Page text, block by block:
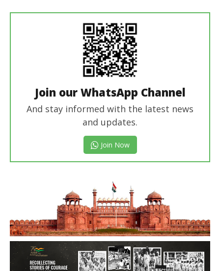
Join our WhatsApp Channel
And stay informed with the latest news
and updates.
Join Now